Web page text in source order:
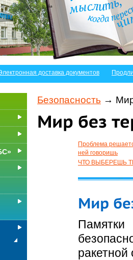
доставка документов
Безопасность →
Проблема
ней говоришь
ЧТО ВЫБЕРЕШЬ
ракетной